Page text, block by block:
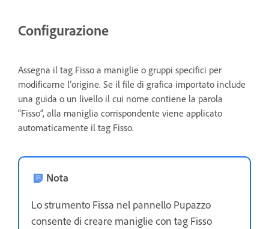
Configurazione
Assegna il tag Fisso a maniglie o gruppi specifici per
modificarne l’origine. Se il file di grafica importato include
una guida o un livello il cui nome contiene la parola
“Fisso”, alla maniglia corrispondente viene applicato
automaticamente il tag Fisso.
Nota
Lo strumento Fissa nel pannello Pupazzo
consente di creare maniglie con tag Fisso